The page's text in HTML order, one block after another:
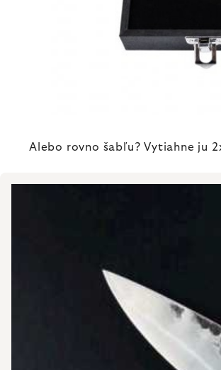
Alebo rovno šabľu? Vytiahne ju